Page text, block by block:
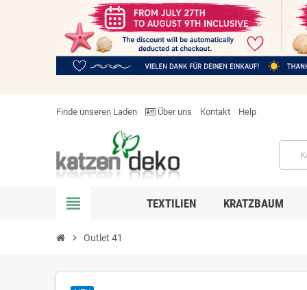
Finde unseren Laden Über uns Kontakt Help
view_headline TEXTILIEN KRATZBAUM
chevron_right Outlet 41